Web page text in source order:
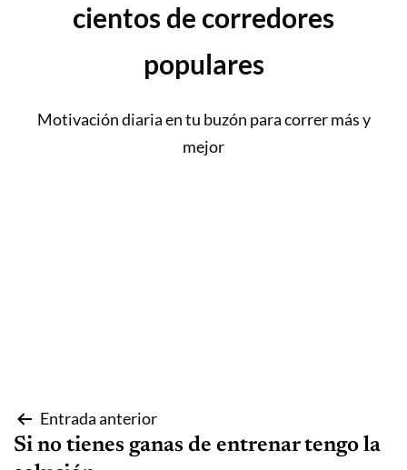
cientos de corredores
populares
Motivación diaria en tu buzón para correr más y
mejor
Navegación
Entrada anterior
Si no tienes ganas de entrenar tengo la